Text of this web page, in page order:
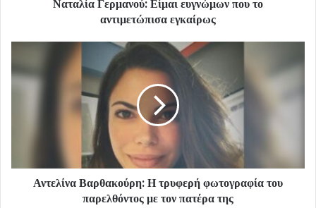
Ναταλία Γερμανού: Είμαι ευγνώμων που το
αντιμετώπισα εγκαίρως
Αντελίνα Βαρθακούρη: Η τρυφερή φωτογραφία του
παρελθόντος με τον πατέρα της